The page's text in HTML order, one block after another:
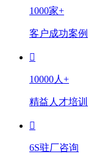
1000家+
客户成功案例
10000人+
精益人才培训
6S驻厂咨询